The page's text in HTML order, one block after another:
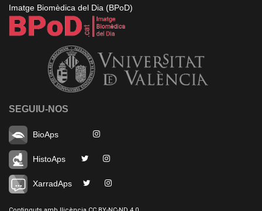
Imatge Biomèdica del Dia (BPoD)
SEGUIU-NOS
BioAps
HistoAps
XarradAps